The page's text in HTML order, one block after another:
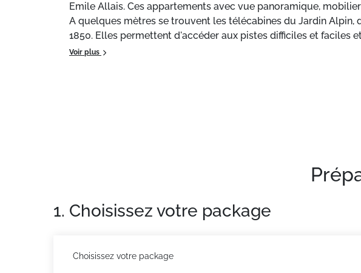
Emile Allais. Ces appartements avec vue panoramique,
A quelques mètres se trouvent les télécabines du Jardin Alpin,
1850. Elles permettent d'accéder aux pistes difficiles et faciles
Voir plus
1. Choisissez votre package
Choisissez votre package